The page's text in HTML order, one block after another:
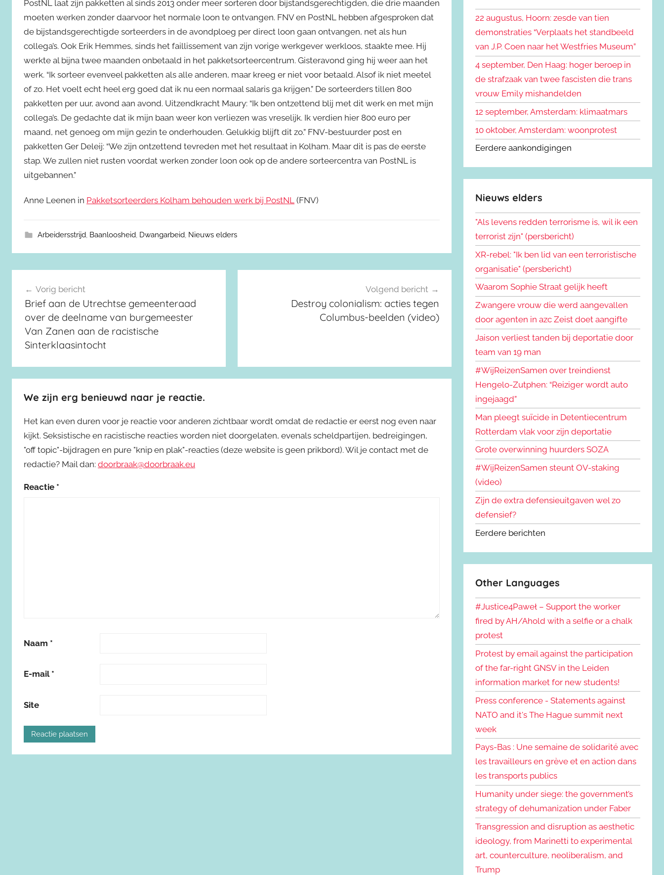
PostNL laat zijn pakketten al sinds 2013 onder meer sorteren door bijstandsgerechtigden, die drie maanden
moeten werken zonder daarvoor het normale loon te ontvangen. FNV en PostNL hebben afgesproken dat
de bijstandsgerechtigde sorteerders in de avondploeg per direct loon gaan ontvangen, net als hun
collega’s. Ook Erik Hemmes, sinds het faillissement van zijn vorige werkgever werkloos, staakte mee. Hij
werkte al bijna twee maanden onbetaald in het pakketsorteercentrum. Gisteravond ging hij weer aan het
werk. “Ik sorteer evenveel pakketten als alle anderen, maar kreeg er niet voor betaald. Alsof ik niet meetel
of zo. Het voelt echt heel erg goed dat ik nu een normaal salaris ga krijgen.” De sorteerders tillen 800
pakketten per uur, avond aan avond. Uitzendkracht Maury: “Ik ben ontzettend blij met dit werk en met mijn
collega’s. De gedachte dat ik mijn baan weer kon verliezen was vreselijk. Ik verdien hier 800 euro per
maand, net genoeg om mijn gezin te onderhouden. Gelukkig blijft dit zo.” FNV-bestuurder post en
pakketten Ger Deleij: “We zijn ontzettend tevreden met het resultaat in Kolham. Maar dit is pas de eerste
stap. We zullen niet rusten voordat werken zonder loon ook op de andere sorteercentra van PostNL is
uitgebannen.”
Anne Leenen in Pakketsorteerders Kolham behouden werk bij PostNL (FNV)
Arbeidersstrijd, Baanloosheid, Dwangarbeid, Nieuws elders
Berichtnavigatie
Vorig bericht
Brief aan de Utrechtse gemeenteraad
over de deelname van burgemeester
Van Zanen aan de racistische
Sinterklaasintocht
Volgend bericht
Destroy colonialism: acties tegen
Columbus-beelden (video)
We zijn erg benieuwd naar je reactie.
Het kan even duren voor je reactie voor anderen zichtbaar wordt omdat de redactie er eerst nog even naar
kijkt. Seksistische en racistische reacties worden niet doorgelaten, evenals scheldpartijen, bedreigingen,
"off topic"-bijdragen en pure "knip en plak"-reacties (deze website is geen prikbord). Wil je contact met de
redactie? Mail dan: doorbraak@doorbraak.eu
Reactie *
Naam *
E-mail *
Site
n
a
a
r
:
n
22 augustus, Hoorn: zesde van tien
demonstraties “Verplaats het standbeeld
van J.P. Coen naar het Westfries Museum”
4 september, Den Haag: hoger beroep in
de strafzaak van twee fascisten die trans
vrouw Emily mishandelden
12 september, Amsterdam: klimaatmars
10 oktober, Amsterdam: woonprotest
Eerdere aankondigingen
Nieuws elders
"Als levens redden terrorisme is, wil ik een
terrorist zijn" (persbericht)
XR-rebel: "Ik ben lid van een terroristische
organisatie" (persbericht)
Waarom Sophie Straat gelijk heeft
Zwangere vrouw die werd aangevallen
door agenten in azc Zeist doet aangifte
Jaison verliest tanden bij deportatie door
team van 19 man
#WijReizenSamen over treindienst
Hengelo-Zutphen: “Reiziger wordt auto
ingejaagd”
Man pleegt suïcide in Detentiecentrum
Rotterdam vlak voor zijn deportatie
Grote overwinning huurders SOZA
#WijReizenSamen steunt OV-staking
(video)
Zijn de extra defensieuitgaven wel zo
defensief?
Eerdere berichten
Other Languages
#Justice4Paweł – Support the worker
fired by AH/Ahold with a selfie or a chalk
protest
Protest by email against the participation
of the far-right GNSV in the Leiden
information market for new students!
Press conference - Statements against
NATO and it's The Hague summit next
week
Pays-Bas : Une semaine de solidarité avec
les travailleurs en grève et en action dans
les transports publics
Humanity under siege: the government’s
strategy of dehumanization under Faber
Transgression and disruption as aesthetic
ideology, from Marinetti to experimental
art, counterculture, neoliberalism, and
Trump